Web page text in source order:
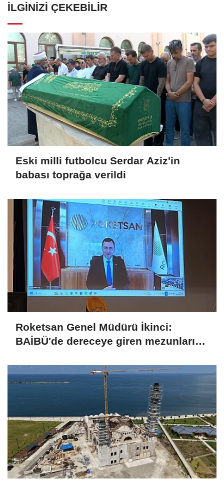
İLGINIZI ÇEKEBILIR
Eski milli futbolcu Serdar Aziz'in
babası toprağa verildi
Roketsan Genel Müdürü İkinci:
BAİBÜ'de dereceye giren mezunları